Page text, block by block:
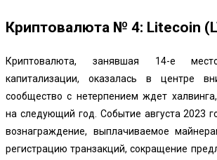
Криптовалюта № 4: Litecoin
Криптовалюта, занявшая 14-е
капитализации, оказалась в центре
сообщество с нетерпением ждет
на следующий год. Событие августа 2023
вознаграждение, выплачиваемое
регистрацию транзакций, сокращение